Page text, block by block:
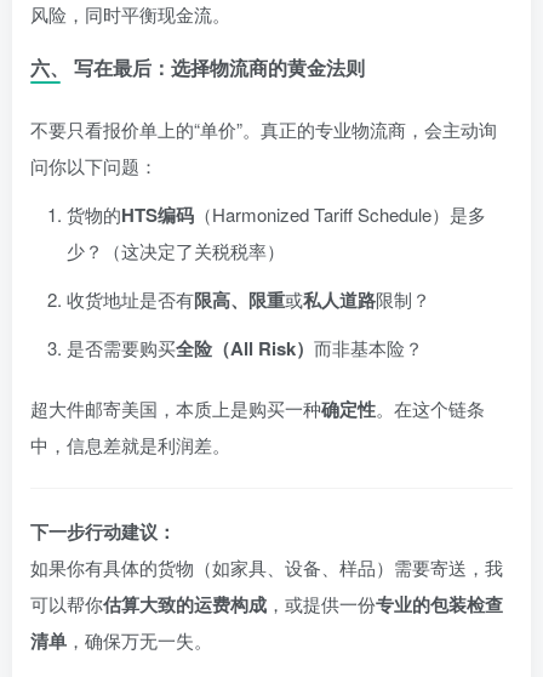
风险，同时平衡现金流。
六、 写在最后：选择物流商的黄金法则
不要只看报价单上的“单价”。真正的专业物流商，会主动询
问你以下问题：
货物的HTS编码 （Harmonized Tariff Schedule）是多
少？（这决定了关税税率）
收货地址是否有限高、限重或私人道路限制？
是否需要购买全险（All Risk） 而非基本险？
超大件邮寄美国，本质上是购买一种确定性。在这个链条
中，信息差就是利润差。
下一步行动建议：
如果你有具体的货物（如家具、设备、样品）需要寄送，我
可以帮你估算大致的运费构成 ，或提供一份专业的包装检查
清单 ，确保万无一失。